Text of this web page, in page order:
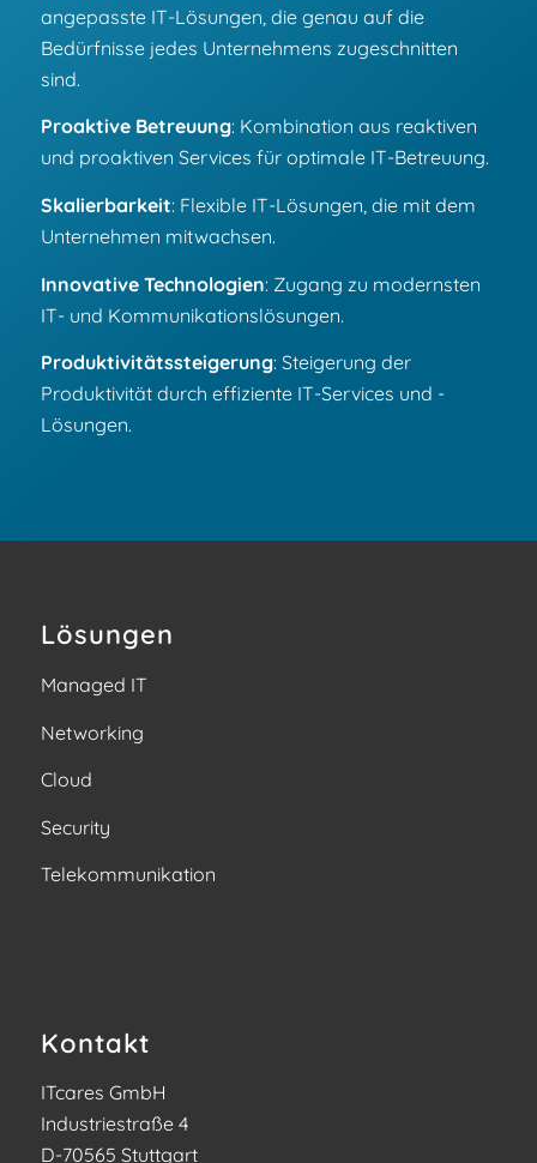
angepasste IT-Lösungen, die genau auf die
Bedürfnisse jedes Unternehmens zugeschnitten
sind.
Proaktive Betreuung: Kombination aus reaktiven
und proaktiven Services für optimale IT-Betreuung.
Skalierbarkeit: Flexible IT-Lösungen, die mit dem
Unternehmen mitwachsen.
Innovative Technologien: Zugang zu modernsten
IT- und Kommunikationslösungen.
Produktivitätssteigerung: Steigerung der
Produktivität durch effiziente IT-Services und -
Lösungen.
Lösungen
Managed IT
Networking
Cloud
Security
Telekommunikation
Kontakt
ITcares GmbH
Industriestraße 4
D-70565 Stuttgart